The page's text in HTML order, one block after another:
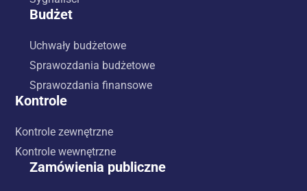
Budżet
Uchwały budżetowe
Sprawozdania budżetowe
Sprawozdania finansowe
Kontrole
Kontrole zewnętrzne
Kontrole wewnętrzne
Zamówienia publiczne